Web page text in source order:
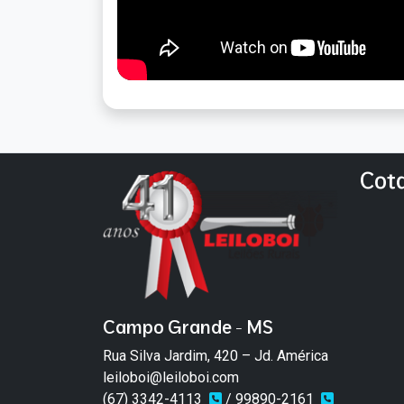
Campo Grande - MS
Rua Silva Jardim, 420 – Jd. América
leiloboi@leiloboi.com
(67) 3342-4113
/ 99890-2161